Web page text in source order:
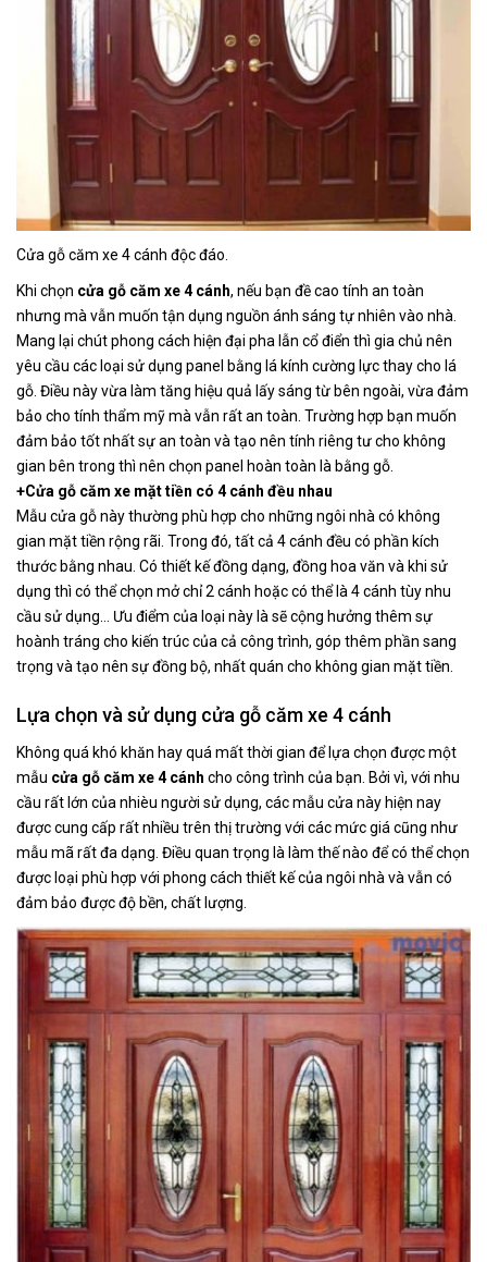
Cửa gỗ căm xe 4 cánh độc đáo.
Khi chọn cửa gỗ căm xe 4 cánh, nếu bạn đề cao tính an toàn
nhưng mà vẫn muốn tận dụng nguồn ánh sáng tự nhiên vào nhà.
Mang lại chút phong cách hiện đại pha lẫn cổ điển thì gia chủ nên
yêu cầu các loại sử dụng panel bằng lá kính cường lực thay cho lá
gỗ. Điều này vừa làm tăng hiệu quả lấy sáng từ bên ngoài, vừa đảm
bảo cho tính thẩm mỹ mà vẫn rất an toàn. Trường hợp bạn muốn
đảm bảo tốt nhất sự an toàn và tạo nên tính riêng tư cho không
gian bên trong thì nên chọn panel hoàn toàn là bằng gỗ.
+Cửa gỗ căm xe mặt tiền có 4 cánh đều nhau
Mẫu cửa gỗ này thường phù hợp cho những ngôi nhà có không
gian mặt tiền rộng rãi. Trong đó, tất cả 4 cánh đều có phần kích
thước bằng nhau. Có thiết kế đồng dạng, đồng hoa văn và khi sử
dụng thì có thể chọn mở chỉ 2 cánh hoặc có thể là 4 cánh tùy nhu
cầu sử dụng… Ưu điểm của loại này là sẽ cộng hưởng thêm sự
hoành tráng cho kiến trúc của cả công trình, góp thêm phần sang
trọng và tạo nên sự đồng bộ, nhất quán cho không gian mặt tiền.
Lựa chọn và sử dụng cửa gỗ căm xe 4 cánh
Không quá khó khăn hay quá mất thời gian để lựa chọn được một
mẫu cửa gỗ căm xe 4 cánh cho công trình của bạn. Bởi vì, với nhu
cầu rất lớn của nhièu người sử dụng, các mẫu cửa này hiện nay
được cung cấp rất nhiều trên thị trường với các mức giá cũng như
mẫu mã rất đa dạng. Điều quan trọng là làm thế nào để có thể chọn
được loại phù hợp với phong cách thiết kế của ngôi nhà và vẫn có
đảm bảo được độ bền, chất lượng.